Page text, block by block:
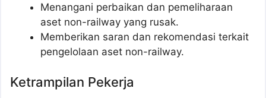
Menangani perbaikan dan pemeliharaan
aset non-railway yang rusak.
Memberikan saran dan rekomendasi terkait
pengelolaan aset non-railway.
Ketrampilan Pekerja